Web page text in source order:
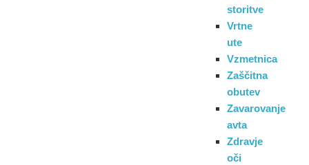
storitve
Vrtne
ute
Vzmetnica
Zaščitna
obutev
Zavarovanje
avta
Zdravje
oči